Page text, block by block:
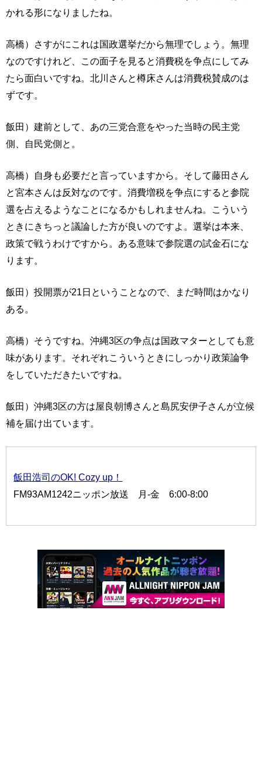
かれる形になりましたね。
高橋）さすがにこれは国政選挙だから無理でしょう。無理
なのですけれど、この面子を見ると消費税を争点にしてみ
たら面白いですね。北川さんと樽床さんは消費税賛成のは
ずです。
飯田）建前として、あの三党合意をやった当時の民主党
側、自民党側と。
高橋）自身も必要だと言っていますから。そして藤田さん
と宮本さんは反対なのです。消費増税を争点にすると参院
選を占えるようなことになるかもしれませんね。こういう
ときにきちっと議論した方が良いのですよ。選挙は本来、
政策で戦うわけですから。ある意味で参院選の試金石にな
ります。
飯田）投開票が21日ということなので、まだ時間はかなり
ある。
高橋）そうですね。沖縄3区の争点は国政マターとしても意
味があります。それぞれこういうときにしっかり政策論争
をしていただきたいですね。
飯田）沖縄3区の方は屋良朝博さんと島尻安伊子さんが立候
補を届け出ています。
飯田浩司のOK! Cozy up！
FM93AM1242ニッポン放送 月-金 6:00-8:00